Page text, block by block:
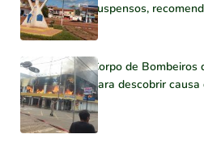
suspensos,
Corpo de Bombeiros
para descobrir